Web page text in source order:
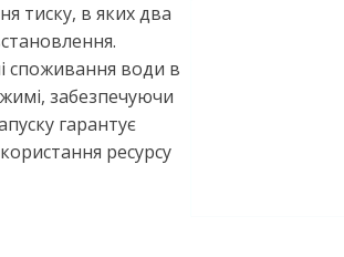
тиску, в яких два
споживання води в
забезпечуючи
гарантує
ресурсу